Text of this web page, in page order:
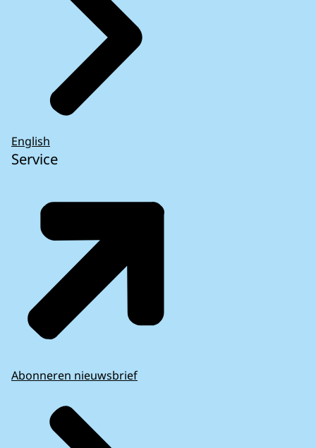
English
Service
Abonneren nieuwsbrief